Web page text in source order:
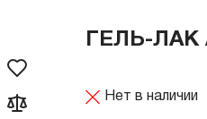
ГЕЛЬ-ЛАК
Нет в наличии